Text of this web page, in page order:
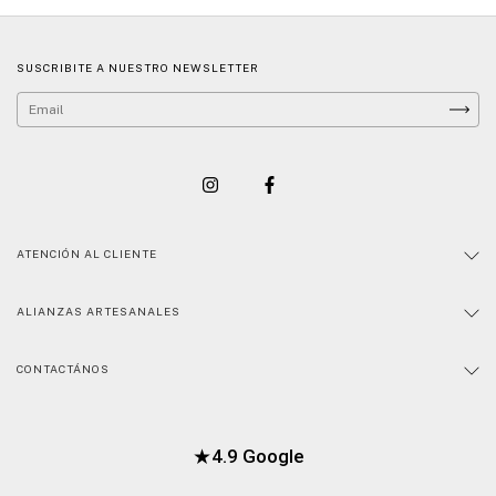
SUSCRIBITE A NUESTRO NEWSLETTER
ATENCIÓN AL CLIENTE
ALIANZAS ARTESANALES
CONTACTÁNOS
★4.9 Google